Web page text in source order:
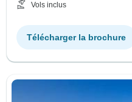
Vols inclus
Télécharger la brochure